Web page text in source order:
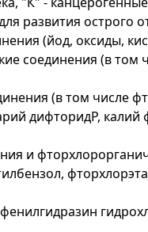
развития острого
(йод, оксиды,
соединения (в том
(в том числе
дифторидР,
и